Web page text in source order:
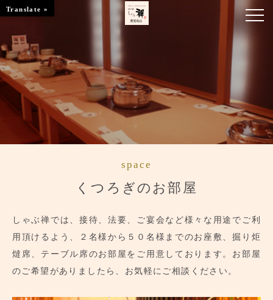
お品書き
くつろぎのお部屋
店舗情報
ご予約はこちら
space
くつろぎのお部屋
しゃぶ禅では、接待、法要、ご宴会など様々な用途でご利
用頂けるよう、２名様から５０名様までのお座敷、掘り炬
燵席、テーブル席のお部屋をご用意しております。お部屋
のご希望がありましたら、お気軽にご相談ください。
Translate »